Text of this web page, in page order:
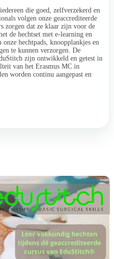
die goed, zelfverzekerd en
volgen onze geaccrediteerde
zorgen dat ze klaar zijn voor de
de hechtset met e-learning en
hechtpads, knoopplankjes en
te kunnen verzorgen. De
zijn ontwikkeld en getest in
van het Erasmus MC in
worden continu aangepast en